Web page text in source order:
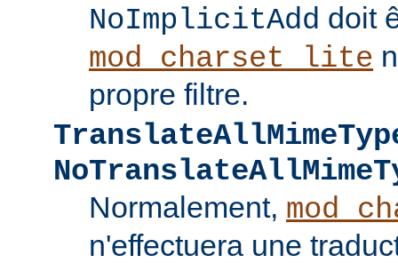
NoImplicitAdd doit
mod_charset_lite
propre filtre.
Normalement,
n'effectuera une